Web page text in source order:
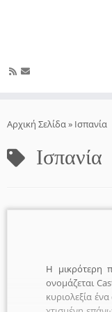
στο
Αρχική Σελίδα» Ισπανία
Ισπανία
Η μικρότερη
ονομάζεται
κυριολεξία